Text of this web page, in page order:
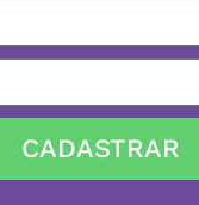
CADASTRAR